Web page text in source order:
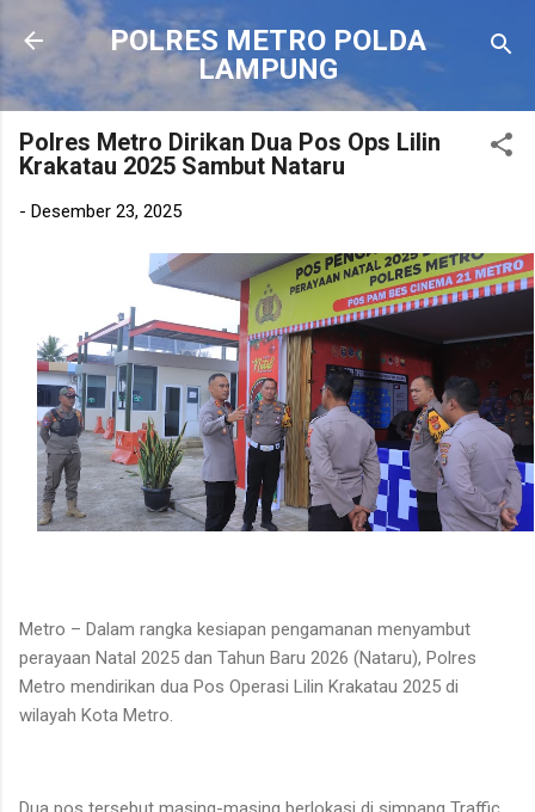
Langsung ke konten utama
POLRES METRO POLDA
LAMPUNG
Polres Metro Dirikan Dua Pos Ops Lilin
Krakatau 2025 Sambut Nataru
- Desember 23, 2025
Metro – Dalam rangka kesiapan pengamanan menyambut
perayaan Natal 2025 dan Tahun Baru 2026 (Nataru), Polres
Metro mendirikan dua Pos Operasi Lilin Krakatau 2025 di
wilayah Kota Metro.